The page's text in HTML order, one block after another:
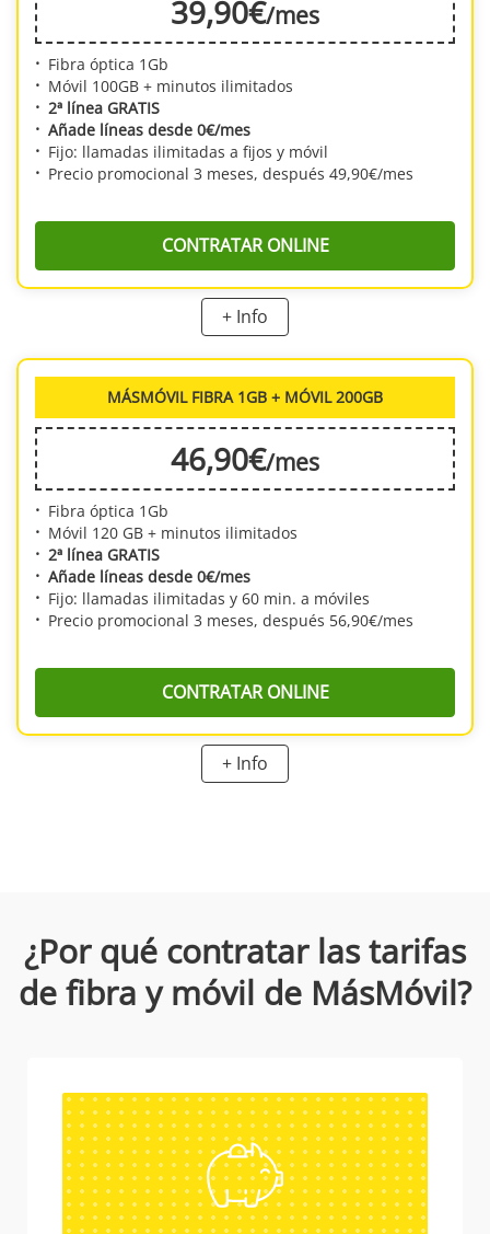
39,90€/mes
Fibra óptica 1Gb
Móvil 100GB + minutos ilimitados
2ª línea GRATIS
Añade líneas desde 0€/mes
Fijo: llamadas ilimitadas a fijos y móvil
Precio promocional 3 meses, después 49,90€/mes
CONTRATAR ONLINE
MásMóvil Fibra 1 Gb + Móvil 100GB te permitirá contar con una conexión a
Internet de calidad y garantías. Y todo a un precio verdaderamente
económico. Además, podrás contar con una línea móvil con 100GB de
datos cada mes y con llamadas ilimitadas. Esta tarifa incluye router WiFi,
instalación y gastos de envío gratis al solicitar online tu tarifa. Si lo deseas,
podrás contratar un terminal móvil a plazos a un precio muy exclusivo.
Desde él podrás disfrutar con todos los minutos ilimitados y gigas que te
ofrece esta tarifa.
+ Info
MÁSMÓVIL FIBRA 1GB + MÓVIL 200GB
46,90€/mes
Fibra óptica 1Gb
Móvil 120 GB + minutos ilimitados
2ª línea GRATIS
Añade líneas desde 0€/mes
Fijo: llamadas ilimitadas y 60 min. a móviles
Precio promocional 3 meses, después 56,90€/mes
CONTRATAR ONLINE
Consigue la oferta más completa de MásMóvil:
. Tendrás acceso a la fibra óptica simétrica de alta
+ Info
¿Por qué contratar las tarifas
de fibra y móvil de MásMóvil?